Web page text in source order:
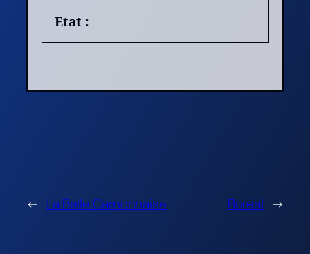
Etat :
← La Belle Carnonnaise Boréal →